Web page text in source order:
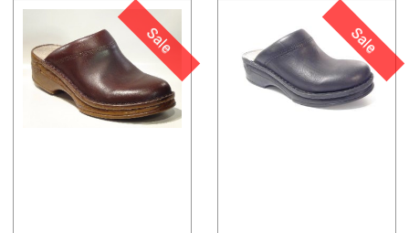
Sale Sale